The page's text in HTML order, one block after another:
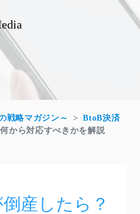
戦略マガジン～
BtoB決済
から対応すべきかを解説
産したら？